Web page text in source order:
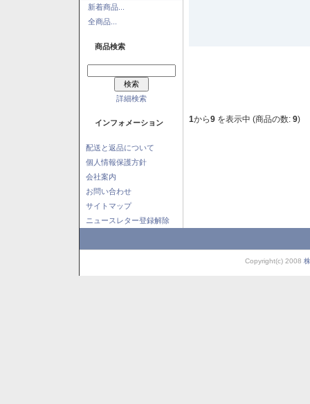
新着商品...
全商品...
商品検索
詳細検索
インフォメーション
配送と返品について
個人情報保護方針
会社案内
お問い合わせ
サイトマップ
ニュースレター登録解除
1から9 を表示中 (商品の数: 9)
Copyright(c) 2008